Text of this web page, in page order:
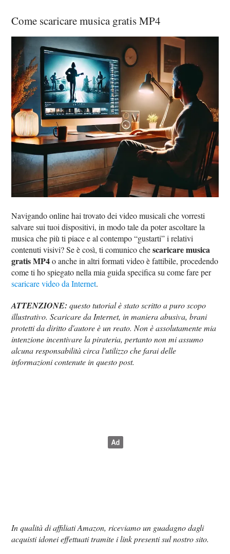
Come scaricare musica gratis MP4
Navigando online hai trovato dei video musicali che vorresti
salvare sui tuoi dispositivi, in modo tale da poter ascoltare la
musica che più ti piace e al contempo “gustarti” i relativi
contenuti visivi? Se è così, ti comunico chescaricare musica
gratis MP4o anche in altri formati video è fattibile, procedendo
come ti ho spiegato nella mia guida specifica su come fare per
scaricare video da Internet.
ATTENZIONE: questo tutorial è stato scritto a puro scopo
illustrativo. Scaricare da Internet, in maniera abusiva, brani
protetti da diritto d'autore è un reato. Non è assolutamente mia
intenzione incentivare la pirateria, pertanto non mi assumo
alcuna responsabilità circa l'utilizzo che farai delle
informazioni contenute in questo post.
In qualità di affiliati Amazon, riceviamo un guadagno dagli
acquisti idonei effettuati tramite i link presenti sul nostro sito.